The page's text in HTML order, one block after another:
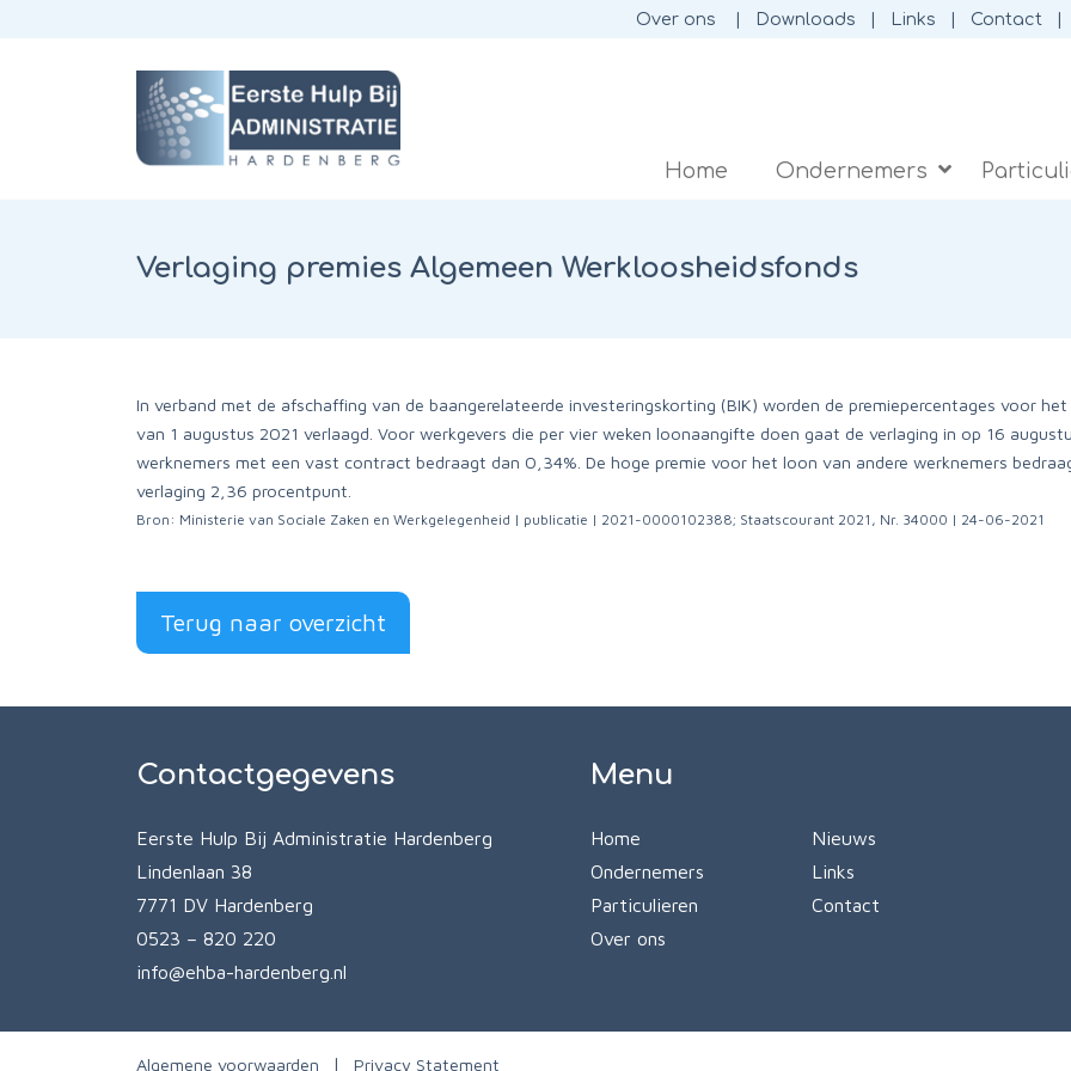
Over ons Downloads Links Contact
Home Ondernemers
Verlaging premies Algemeen Werkloosheidsfonds
In verband met de afschaffing van de baangerelateerde investeringskorting (BIK) worden de premiepercentages voor
van 1 augustus 2021 verlaagd. Voor werkgevers die per vier weken loonaangifte doen gaat de verlaging in op 16
werknemers met een vast contract bedraagt dan 0,34%. De hoge premie voor het loon van andere werknemers
verlaging 2,36 procentpunt.
Bron: Ministerie van Sociale Zaken en Werkgelegenheid | publicatie | 2021-0000102388; Staatscourant 2021, Nr. 34000 | 24-06-2021
Terug naar overzicht
Contactgegevens
Eerste Hulp Bij Administratie Hardenberg
Lindenlaan 38
7771 DV Hardenberg
0523 – 820 220
info@ehba-hardenberg.nl
Menu
Home
Ondernemers
Particulieren
Over ons
Nieuws
Links
Contact
Algemene voorwaarden Privacy Statement